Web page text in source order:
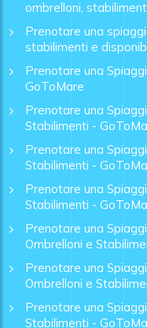
ombrelloni,
Prenotare una
stabilimenti e
Prenotare una
GoToMare
Prenotare una
Stabilimenti -
Prenotare una
Stabilimenti -
Prenotare una
Stabilimenti -
Prenotare una
Ombrelloni e
Prenotare una
Ombrelloni e
Prenotare una
Stabilimenti -